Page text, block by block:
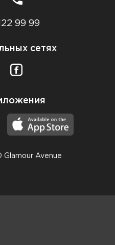
99 99
сетях
Avenue